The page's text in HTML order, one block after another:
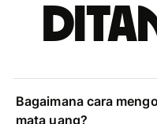
Bagaimana cara
mata uang?